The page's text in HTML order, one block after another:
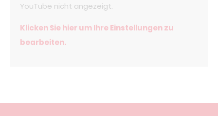
YouTube nicht angezeigt.
Klicken Sie hier um Ihre Einstellungen zu
bearbeiten.